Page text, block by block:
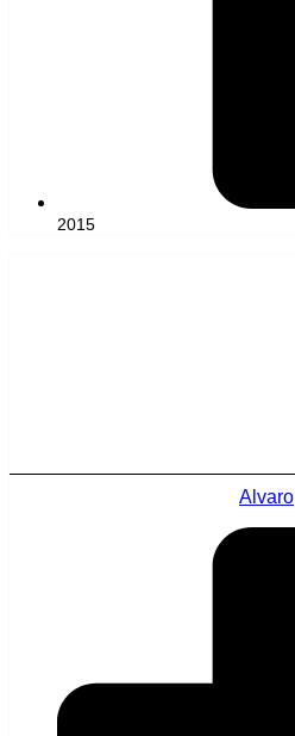
2015
Alvaro